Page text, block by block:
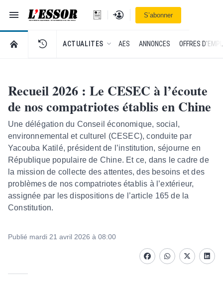
Navigation
L'Essor - retour à la une
Se connecterS’abonner
RETOUR À LA PAGE D’ACCUEIL DE L'ESSOR
ACTUALITES AES ANNONCES OFFRES
Recueil 2026 : Le CESEC à l’écoute
de nos compatriotes établis en Chine
Une délégation du Conseil économique, social,
environnemental et culturel (CESEC), conduite par
Yacouba Katilé, président de l’institution, séjourne en
République populaire de Chine. Et ce, dans le cadre de
la mission de collecte des attentes, des besoins et des
problèmes de nos compatriotes établis à l’extérieur,
assignée par les dispositions de l’article 165 de la
Constitution.
Publié mardi 21 avril 2026 à 08:00
FacebookwhatsappTwitter